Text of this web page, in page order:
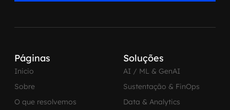
Páginas
Inicio
Sobre
O que resolvemos
Soluções
AI / ML & GenAI
Sustentação & FinOps
Data & Analytics